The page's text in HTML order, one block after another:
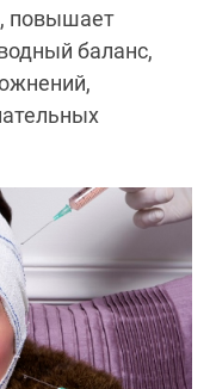
повышает
баланс,